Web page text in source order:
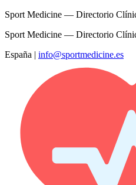
Sport Medicine — Directorio
Sport Medicine — Directorio
España | info@sportmedicine.es